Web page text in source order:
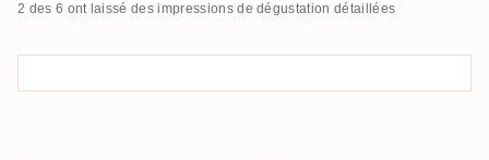
2 des 6 ont laissé des impressions de dégustation détaillées